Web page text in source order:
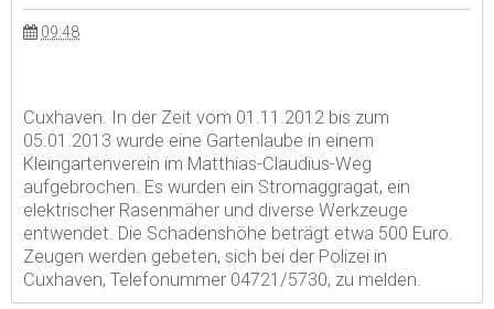
09:48
Cuxhaven. In der Zeit vom 01.11.2012 bis zum
05.01.2013 wurde eine Gartenlaube in einem
Kleingartenverein im Matthias-Claudius-Weg
aufgebrochen. Es wurden ein Stromaggragat, ein
elektrischer Rasenmäher und diverse Werkzeuge
entwendet. Die Schadenshöhe beträgt etwa 500 Euro.
Zeugen werden gebeten, sich bei der Polizei in
Cuxhaven, Telefonummer 04721/5730, zu melden.